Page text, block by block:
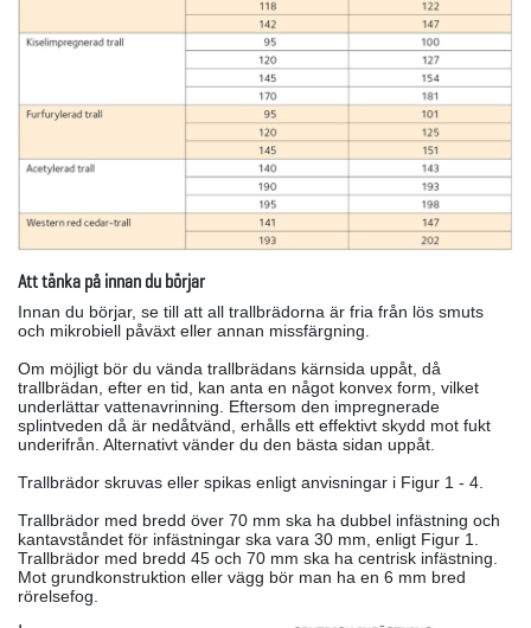
Att tänka på innan du börjar
Innan du börjar, se till att all trallbrädorna är fria från lös smuts
och mikrobiell påväxt eller annan missfärgning.
Om möjligt bör du vända trallbrädans kärnsida uppåt, då
trallbrädan, efter en tid, kan anta en något konvex form, vilket
underlättar vattenavrinning. Eftersom den impregnerade
splintveden då är nedåtvänd, erhålls ett effektivt skydd mot fukt
underifrån. Alternativt vänder du den bästa sidan uppåt.
Trallbrädor skruvas eller spikas enligt anvisningar i Figur 1 ­- 4.
Trallbrädor med bredd över 70 mm ska ha dubbel infästning och
kantavståndet för infästningar ska vara 30 mm, enligt Figur 1.
Trallbrädor med bredd 45 och 70 mm ska ha centrisk infästning.
Mot grundkonstruktion eller vägg bör man ha en 6 mm bred
rörelsefog.